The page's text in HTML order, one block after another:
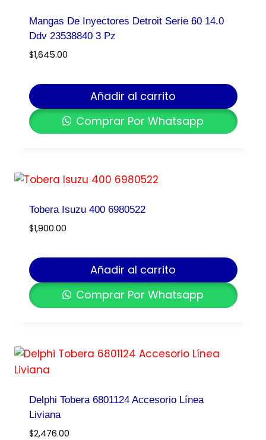
Mangas De Inyectores Detroit Serie 60 14.0
Ddv 23538840 3 Pz
$1,645.00
Añadir al carrito
Comprar Por Whatsapp
Tobera Isuzu 400 6980522
$1,900.00
Añadir al carrito
Comprar Por Whatsapp
Delphi Tobera 6801124 Accesorio Línea
Liviana
$2,476.00